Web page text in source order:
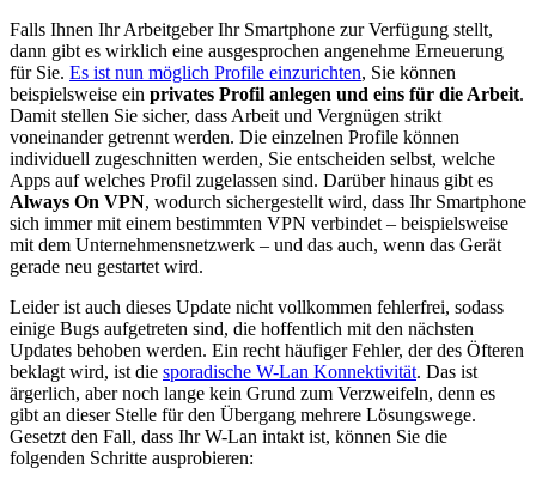
Falls Ihnen Ihr Arbeitgeber Ihr Smartphone zur Verfügung stellt,
dann gibt es wirklich eine ausgesprochen angenehme Erneuerung
für Sie. Es ist nun möglich Profile einzurichten, Sie können
beispielsweise ein privates Profil anlegen und eins für die Arbeit.
Damit stellen Sie sicher, dass Arbeit und Vergnügen strikt
voneinander getrennt werden. Die einzelnen Profile können
individuell zugeschnitten werden, Sie entscheiden selbst, welche
Apps auf welches Profil zugelassen sind. Darüber hinaus gibt es
Always On VPN, wodurch sichergestellt wird, dass Ihr Smartphone
sich immer mit einem bestimmten VPN verbindet – beispielsweise
mit dem Unternehmensnetzwerk – und das auch, wenn das Gerät
gerade neu gestartet wird.
Leider ist auch dieses Update nicht vollkommen fehlerfrei, sodass
einige Bugs aufgetreten sind, die hoffentlich mit den nächsten
Updates behoben werden. Ein recht häufiger Fehler, der des Öfteren
beklagt wird, ist die sporadische W-Lan Konnektivität. Das ist
ärgerlich, aber noch lange kein Grund zum Verzweifeln, denn es
gibt an dieser Stelle für den Übergang mehrere Lösungswege.
Gesetzt den Fall, dass Ihr W-Lan intakt ist, können Sie die
folgenden Schritte ausprobieren: